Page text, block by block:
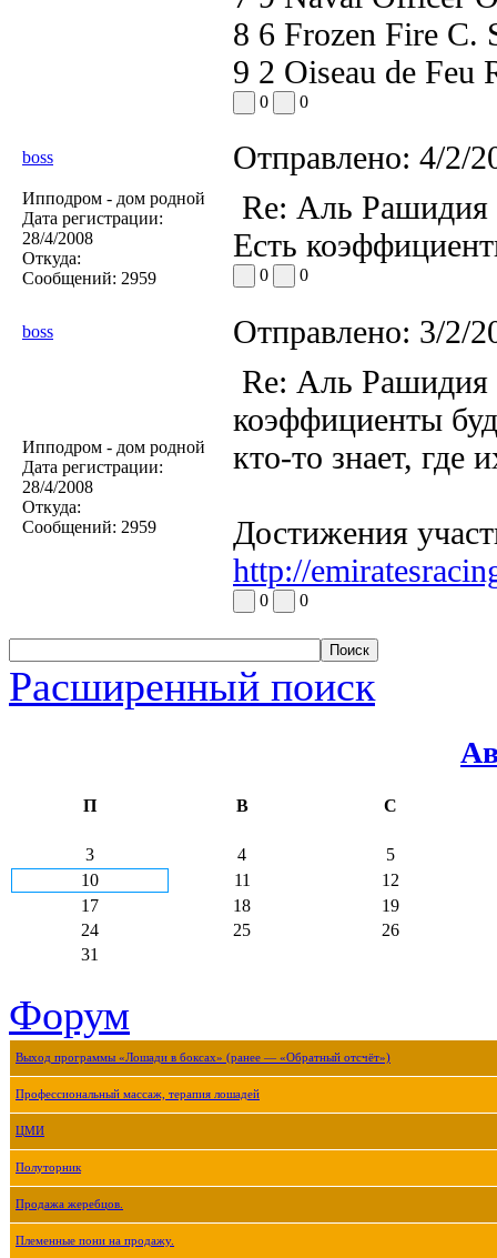
8 6 Frozen Fire C.
9 2 Oiseau de Feu
0 0
boss Отправлено: 4/2/
Ипподром - дом родной
Дата регистрации:
28/4/2008
Откуда:
Сообщений: 2959
Re: Аль Рашидия
Есть
0 0
boss Отправлено: 3/2/
Ипподром - дом родной
Дата регистрации:
28/4/2008
Откуда:
Сообщений: 2959
Re: Аль Рашидия
коэффициенты
кто-то знает, где
Достижения
http://
0 0
Расширенный поиск
П В С
3 4
5
10
11
12
17
18
19
24
25
26
31
Форум
Выход программы «Лошади в боксах» (ранее — «Обратный отсчёт»)
Профессиональный массаж, терапия лошадей
ЦМИ
Полуторник
Продажа жеребцов.
Племенные пони на продажу.